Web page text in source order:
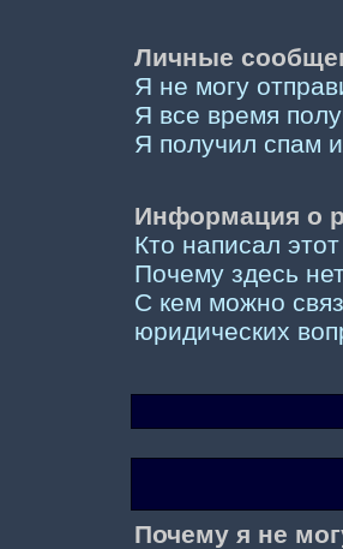
Личные
Я не могу
Я все время
Я получил спам
Информация о
Кто написал
Почему здесь
С кем можно
юридических
Почему я не